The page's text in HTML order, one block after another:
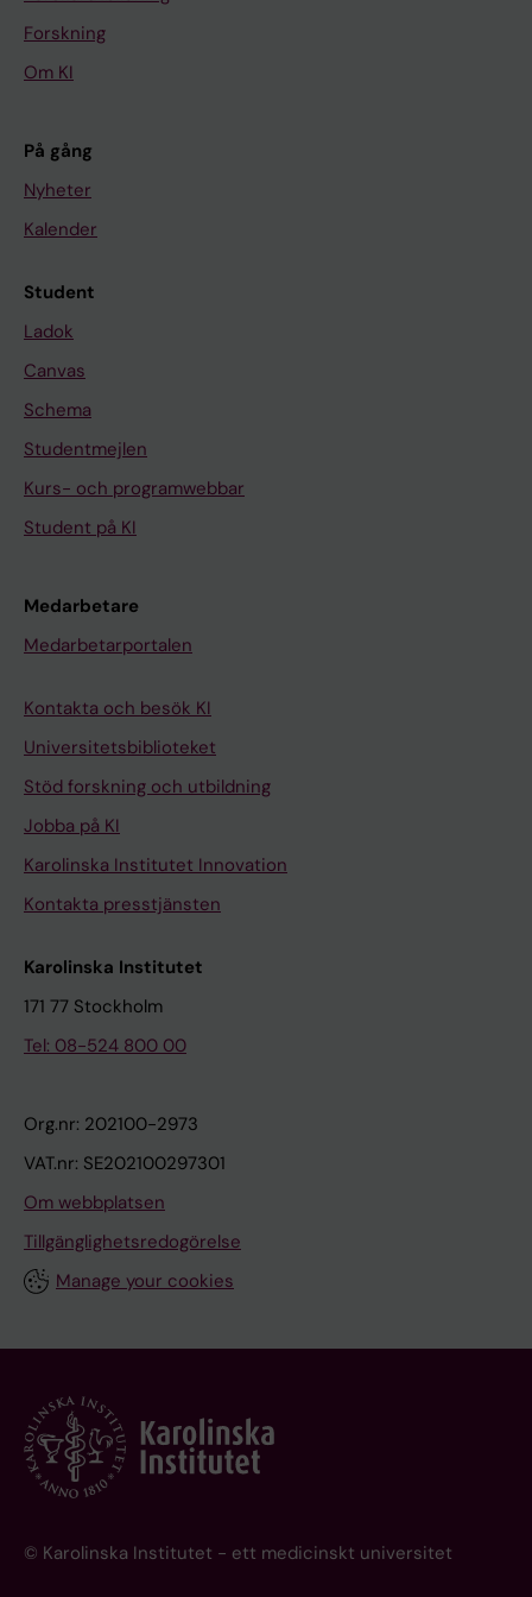
Forskning
Om KI
På gång
Nyheter
Kalender
Student
Ladok
Canvas
Schema
Studentmejlen
Kurs- och programwebbar
Student på KI
Medarbetare
Medarbetarportalen
Kontakta och besök KI
Universitetsbiblioteket
Stöd forskning och utbildning
Jobba på KI
Karolinska Institutet Innovation
Kontakta presstjänsten
Karolinska Institutet
171 77 Stockholm
Tel: 08-524 800 00
Org.nr: 202100-2973
VAT.nr: SE202100297301
Om webbplatsen
Tillgänglighetsredogörelse
Manage your cookies
© Karolinska Institutet - ett medicinskt universitet